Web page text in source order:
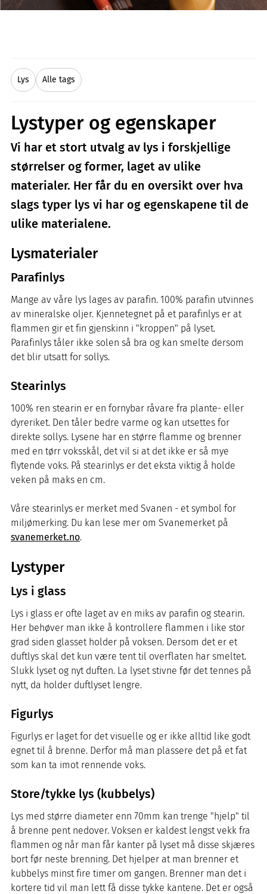
Lys Alle tags
Lystyper og egenskaper
Vi har et stort utvalg av lys i forskjellige
størrelser og former, laget av ulike
materialer. Her får du en oversikt over hva
slags typer lys vi har og egenskapene til de
ulike materialene.
Lysmaterialer
Parafinlys
Mange av våre lys lages av parafin. 100% parafin utvinnes
av mineralske oljer. Kjennetegnet på et parafinlys er at
flammen gir et fin gjenskinn i "kroppen" på lyset.
Parafinlys tåler ikke solen så bra og kan smelte dersom
det blir utsatt for sollys.
Stearinlys
100% ren stearin er en fornybar råvare fra plante- eller
dyreriket. Den tåler bedre varme og kan utsettes for
direkte sollys. Lysene har en større flamme og brenner
med en tørr voksskål, det vil si at det ikke er så mye
flytende voks. På stearinlys er det eksta viktig å holde
veken på maks en cm.
Våre stearinlys er merket med Svanen - et symbol for
miljømerking. Du kan lese mer om Svanemerket på
svanemerket.no.
Lystyper
Lys i glass
Lys i glass er ofte laget av en miks av parafin og stearin.
Her behøver man ikke å kontrollere flammen i like stor
grad siden glasset holder på voksen. Dersom det er et
duftlys skal det kun være tent til overflaten har smeltet.
Slukk lyset og nyt duften. La lyset stivne før det tennes på
nytt, da holder duftlyset lengre.
Figurlys
Figurlys er laget for det visuelle og er ikke alltid like godt
egnet til å brenne. Derfor må man plassere det på et fat
som kan ta imot rennende voks.
Store/tykke lys (kubbelys)
Lys med større diameter enn 70mm kan trenge "hjelp" til
å brenne pent nedover. Voksen er kaldest lengst vekk fra
flammen og når man får kanter på lyset må disse skjæres
bort før neste brenning. Det hjelper at man brenner et
kubbelys minst fire timer om gangen. Brenner man det i
kortere tid vil man lett få disse tykke kantene. Det er også